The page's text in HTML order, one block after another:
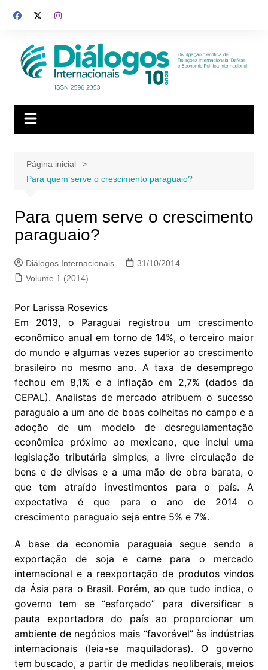
para
conteúdo
Página inicial
Para quem serve o crescimento paraguaio?
Para quem serve o crescimento
paraguaio?
Diálogos Internacionais
31/10/2014
Volume 1 (2014)
Por Larissa Rosevics
Em 2013, o Paraguai registrou um crescimento
econômico anual em torno de 14%, o terceiro maior
do mundo e algumas vezes superior ao crescimento
brasileiro no mesmo ano. A taxa de desemprego
fechou em 8,1% e a inflação em 2,7% (dados da
CEPAL). Analistas de mercado atribuem o sucesso
paraguaio a um ano de boas colheitas no campo e a
adoção de um modelo de desregulamentação
econômica próximo ao mexicano, que inclui uma
legislação tributária simples, a livre circulação de
bens e de divisas e a uma mão de obra barata, o
que tem atraído investimentos para o país. A
expectativa é que para o ano de 2014 o
crescimento paraguaio seja entre 5% e 7%.
A base da economia paraguaia segue sendo a
exportação de soja e carne para o mercado
internacional e a reexportação de produtos vindos
da Ásia para o Brasil. Porém, ao que tudo indica, o
governo tem se “esforçado” para diversificar a
pauta exportadora do país ao proporcionar um
ambiente de negócios mais “favorável” às indústrias
internacionais (leia-se maquiladoras). O governo
tem buscado, a partir de medidas neoliberais, meios